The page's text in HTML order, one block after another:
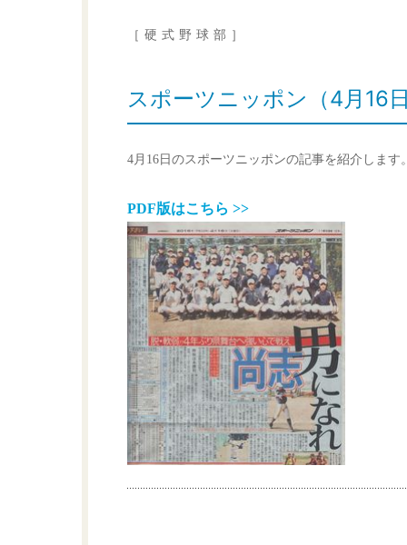
［硬式野球部］
スポーツニッポン（4月16
4月16日のスポーツニッポンの記事を紹介します
PDF版はこちら >>